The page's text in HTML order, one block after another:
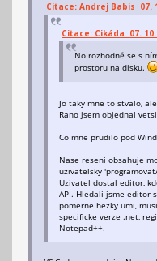
Citace: Andrej Babis 07.
Citace: Cikáda 07. 10.
No rozhodně se s
prostoru na disku.
Jo taky mne to stvalo,
Rano jsem objednal
Co mne prudilo pod
Nase reseni obsahuje
uzivatelsky
Uzivatel dostal editor,
API. Hledali jsme editor
pomerne hezky umi,
specificke verze .net,
Notepad++.